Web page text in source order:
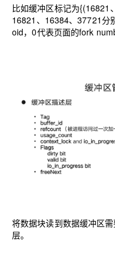
比如缓冲区标记为{(16821
16821、16384、37721分
oid，0代表页面的fork
将数据块读到数据缓冲区
层。